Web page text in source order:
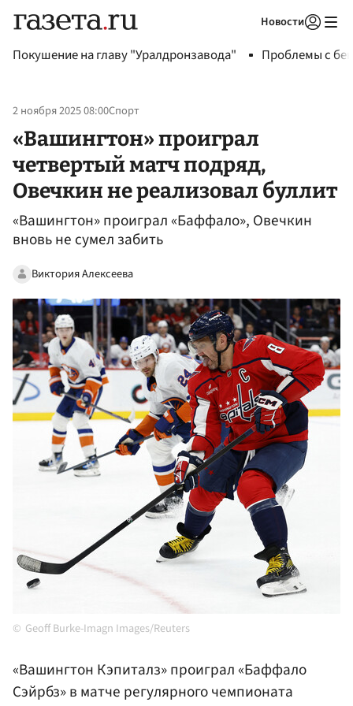
Новости
Покушение на главу "Уралдронзавода" Проблемы с
2 ноября 2025 08:00Спорт
«Вашингтон» проиграл
четвертый матч подряд,
Овечкин не реализовал буллит
«Вашингтон» проиграл «Баффало», Овечкин
вновь не сумел забить
Виктория Алексеева
Geoff Burke-Imagn Images/Reuters
«Вашингтон Кэпиталз» проиграл «Баффало
Сэйрбз» в матче регулярного чемпионата